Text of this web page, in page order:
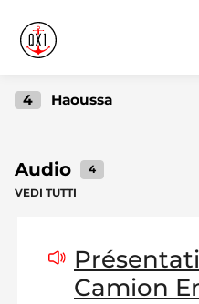
4 Haoussa
Audio
4
VEDI TUTTI
Camion